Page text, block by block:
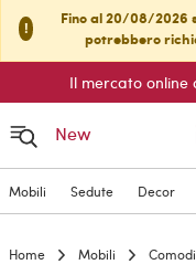
!
Fino al 20/08/2026
potrebbero
Il mercato
New
Mobili Sedute Decor
Home Mobili